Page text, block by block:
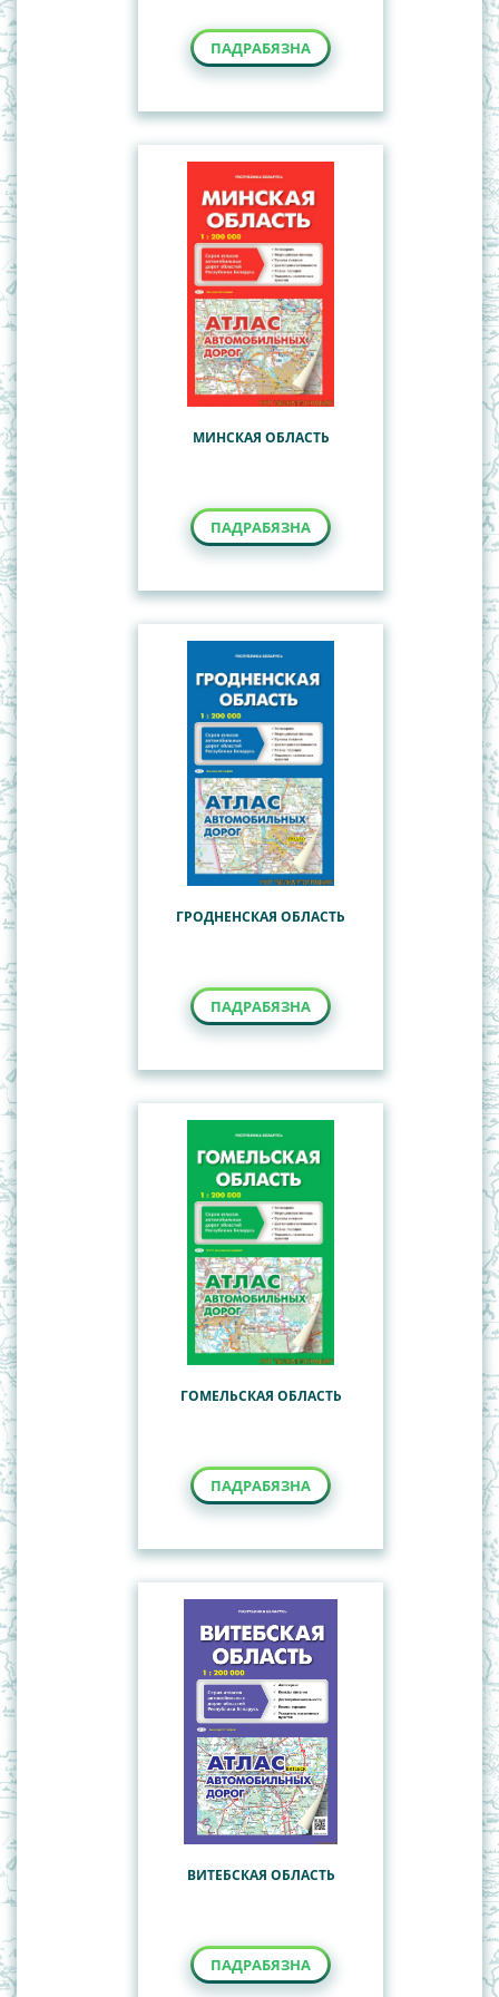
ПАДРАБЯЗНА
МИНСКАЯ ОБЛАСТЬ
ПАДРАБЯЗНА
ГРОДНЕНСКАЯ ОБЛАСТЬ
ПАДРАБЯЗНА
ГОМЕЛЬСКАЯ ОБЛАСТЬ
ПАДРАБЯЗНА
ВИТЕБСКАЯ ОБЛАСТЬ
ПАДРАБЯЗНА